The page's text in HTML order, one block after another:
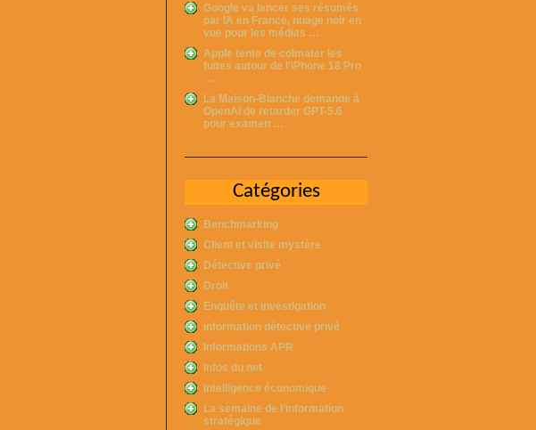
Google va lancer ses résumés
par IA en France, nuage noir en
vue pour les médias …
Apple tente de colmater les
fuites autour de l’iPhone 18 Pro
…
La Maison-Blanche demande à
OpenAI de retarder GPT-5.6
pour examen …
Catégories
Benchmarking
Client et visite mystère
Détective privé
Droit
Enquête et investigation
information détective privé
Informations APR
Infos du net
Intelligence économique
La semaine de l’information
stratégique